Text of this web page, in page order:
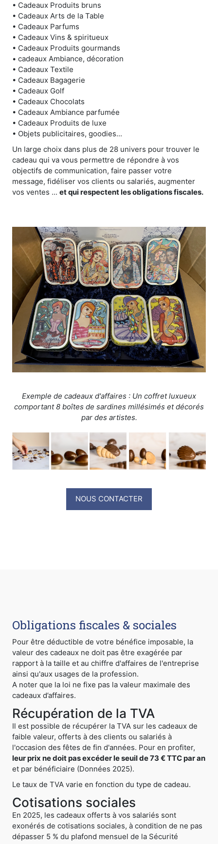
• Cadeaux Produits bruns
• Cadeaux Arts de la Table
• Cadeaux Parfums
• Cadeaux Vins & spiritueux
• Cadeaux Produits gourmands
• cadeaux Ambiance, décoration
• Cadeaux Textile
• Cadeaux Bagagerie
• Cadeaux Golf
• Cadeaux Chocolats
• Cadeaux Ambiance parfumée
• Cadeaux Produits de luxe
• Objets publicitaires, goodies...
Un large choix dans plus de 28 univers pour trouver le
cadeau qui va vous permettre de répondre à vos
objectifs de communication, faire passer votre
message, fidéliser vos clients ou salariés, augmenter
vos ventes ... et qui respectent les obligations fiscales.
Exemple de cadeaux d'affaires : Un coffret luxueux
comportant 8 boîtes de sardines millésimés et décorés
par des artistes.
NOUS CONTACTER
Obligations fiscales & sociales
Pour être déductible de votre bénéfice imposable, la
valeur des cadeaux ne doit pas être exagérée par
rapport à la taille et au chiffre d'affaires de l'entreprise
ainsi qu'aux usages de la profession.
A noter que la loi ne fixe pas la valeur maximale des
cadeaux d’affaires.
Récupération de la TVA
Il est possible de récupérer la TVA sur les cadeaux de
faible valeur, offerts à des clients ou salariés à
l'occasion des fêtes de fin d'années. Pour en profiter,
leur prix ne doit pas excéder le seuil de 73 € TTC par an
et par bénéficiaire (Données 2025).
Le taux de TVA varie en fonction du type de cadeau.
Cotisations sociales
En 2025, les cadeaux offerts à vos salariés sont
exonérés de cotisations sociales, à condition de ne pas
dépasser 5 % du plafond mensuel de la Sécurité